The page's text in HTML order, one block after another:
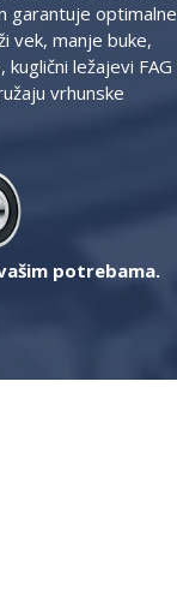
garantuje optimalne
vek, manje buke,
ležajevi FAG
vrhunske
potrebama.